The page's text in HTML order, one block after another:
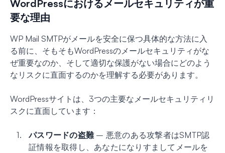
WordPressにおけるメールセキュリティが重
要な理由
WP Mail SMTPがメールを安全に保つ具体的な方法に入
る前に、そもそもWordPressのメールセキュリティがな
ぜ重要なのか、そして適切な保護がない場合にどのよう
なリスクに直面するのかを理解する必要があります。
WordPressサイトは、3つの主要なメールセキュリティリ
スクに直面しています：
パスワードの盗難– 悪意のある攻撃者はSMTP認
証情報を取得し、あなたになりすましてメールを